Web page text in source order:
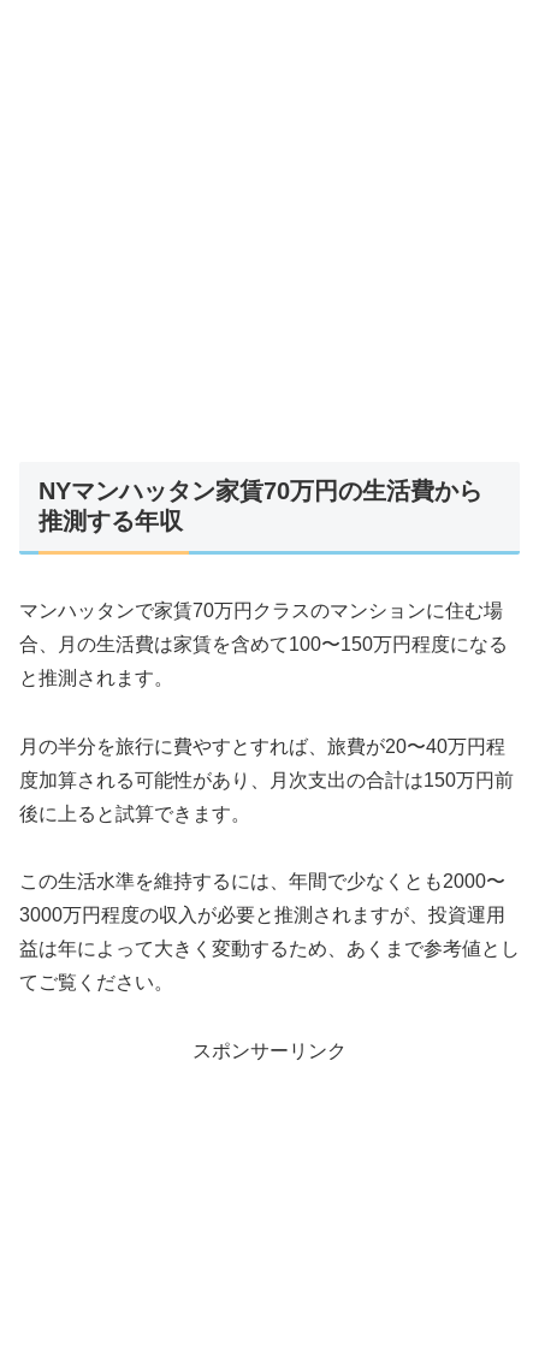
NYマンハッタン家賃70万円の生活費から
推測する年収
マンハッタンで家賃70万円クラスのマンションに住む場
合、月の生活費は家賃を含めて100〜150万円程度になる
と推測されます。
月の半分を旅行に費やすとすれば、旅費が20〜40万円程
度加算される可能性があり、月次支出の合計は150万円前
後に上ると試算できます。
この生活水準を維持するには、年間で少なくとも2000〜
3000万円程度の収入が必要と推測されますが、投資運用
益は年によって大きく変動するため、あくまで参考値とし
てご覧ください。
スポンサーリンク